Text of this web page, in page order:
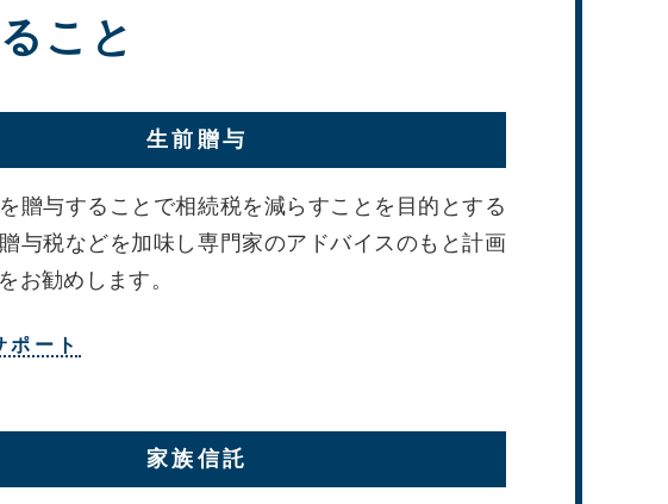
こと
生前贈与
贈与することで相続税を減らすことを目的とする
与税などを加味し専門家のアドバイスのもと計画
お勧めします。
ート
家族信託